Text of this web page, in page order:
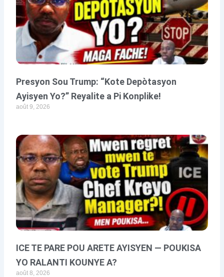
Presyon Sou Trump: “Kote Depòtasyon
Ayisyen Yo?” Reyalite a Pi Konplike!
août 9, 2026
ICE TE PARE POU ARETE AYISYEN — POUKISA
YO RALANTI KOUNYE A?
août 8, 2026